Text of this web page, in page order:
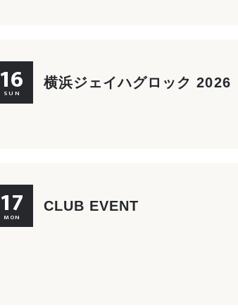
16
SUN
横浜ジェイハグロック 2026
17
MON
CLUB EVENT